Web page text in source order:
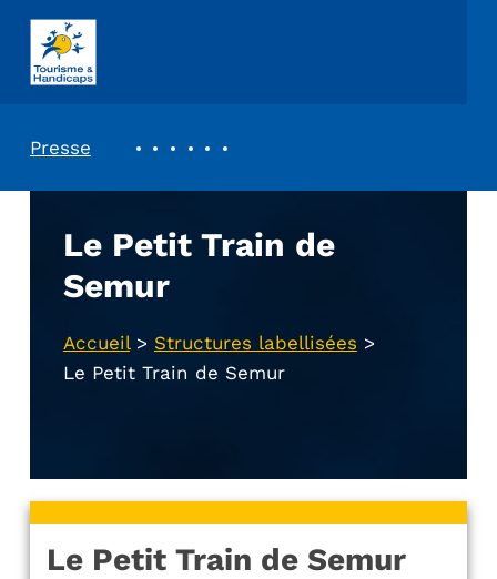
ASSOCIATION TOURISME ET HANDICAPS
Presse
Le Petit Train de
Semur
Accueil> Structures labellisées >
Le Petit Train de Semur
Le Petit Train de Semur